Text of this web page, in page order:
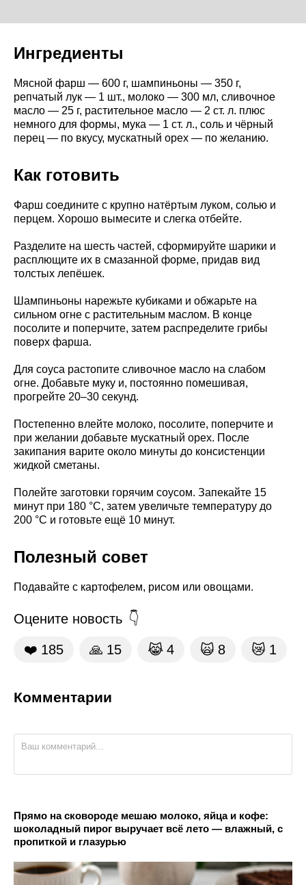
Ингредиенты
Мясной фарш — 600 г, шампиньоны — 350 г,
репчатый лук — 1 шт., молоко — 300 мл, сливочное
масло — 25 г, растительное масло — 2 ст. л. плюс
немного для формы, мука — 1 ст. л., соль и чёрный
перец — по вкусу, мускатный орех — по желанию.
Как готовить
Фарш соедините с крупно натёртым луком, солью и
перцем. Хорошо вымесите и слегка отбейте.
Разделите на шесть частей, сформируйте шарики и
расплющите их в смазанной форме, придав вид
толстых лепёшек.
Шампиньоны нарежьте кубиками и обжарьте на
сильном огне с растительным маслом. В конце
посолите и поперчите, затем распределите грибы
поверх фарша.
Для соуса растопите сливочное масло на слабом
огне. Добавьте муку и, постоянно помешивая,
прогрейте 20–30 секунд.
Постепенно влейте молоко, посолите, поперчите и
при желании добавьте мускатный орех. После
закипания варите около минуты до консистенции
жидкой сметаны.
Полейте заготовки горячим соусом. Запекайте 15
минут при 180 °C, затем увеличьте температуру до
200 °C и готовьте ещё 10 минут.
Полезный совет
Подавайте с картофелем, рисом или овощами.
Оцените новость
❤️ 185 🙏 15 😹 4 🙀 8 😿 1
Комментарии
Прямо на сковороде мешаю молоко, яйца и кофе:
шоколадный пирог выручает всё лето — влажный, с
пропиткой и глазурью